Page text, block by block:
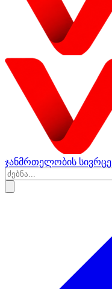
ჯანმრთელობის სივრცე